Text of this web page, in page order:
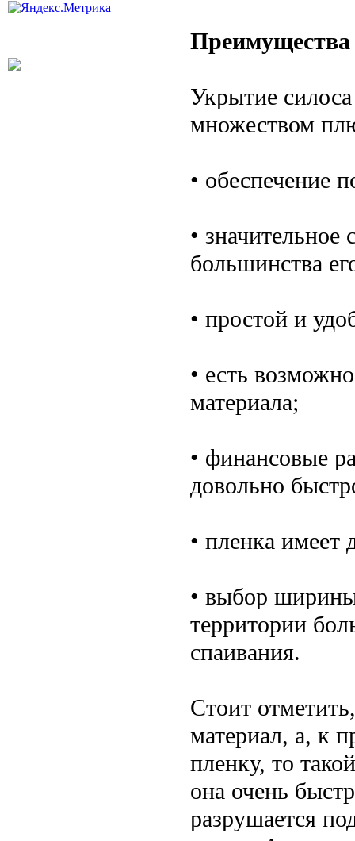
Преимущества
Укрытие
множеством
• обеспечение
•
большинства
• простой и
• есть
материала;
• финансовые
довольно
• пленка
• выбор ширины
территории
спаивания.
Стоит
материал, а, к
пленку, то
она очень
разрушается